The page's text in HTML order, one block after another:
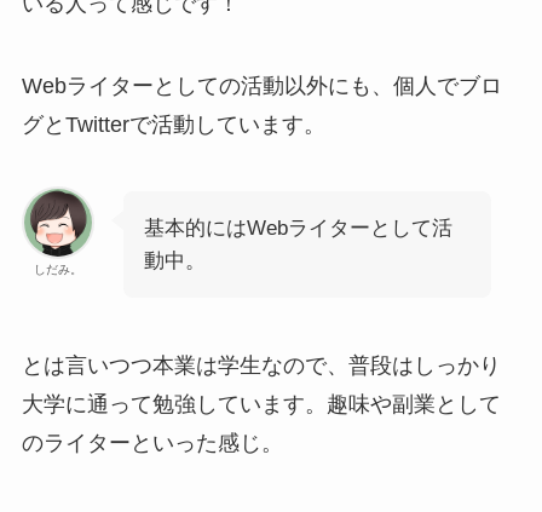
Webライターとしての活動以外にも、個人でブロ
グとTwitterで活動しています。
しだみ。
基本的にはWebライターとして活
動中。
とは言いつつ本業は学生なので、普段はしっかり
大学に通って勉強しています。趣味や副業として
のライターといった感じ。